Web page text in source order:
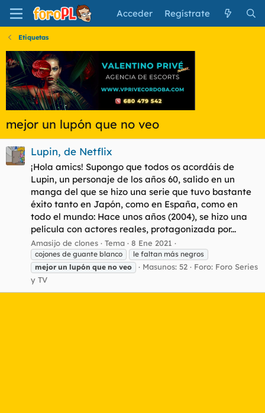
Acceder Regístrate
Etiquetas
mejor un lupón que no veo
Lupin, de Netflix
¡Hola amics! Supongo que todos os acordáis de
Lupin, un personaje de los años 60, salido en un
manga del que se hizo una serie que tuvo bastante
éxito tanto en Japón, como en España, como en
todo el mundo: Hace unos años (2004), se hizo una
película con actores reales, protagonizada por...
Amasijo de clones Tema 8 Ene 2021
cojones de guante blanco
le faltan más negros
mejor un lupón que no veo Masunos: 52 Foro: Foro Series
y TV